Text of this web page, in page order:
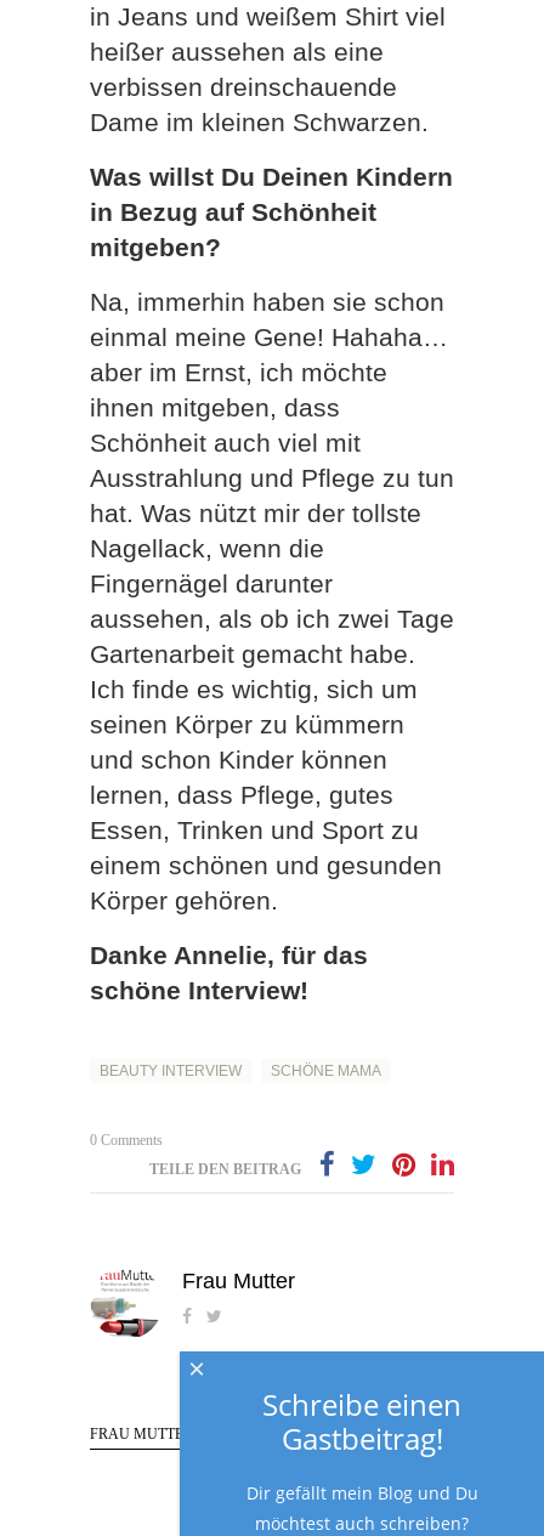
in Jeans und weißem Shirt viel
heißer aussehen als eine
verbissen dreinschauende
Dame im kleinen Schwarzen.
Was willst Du Deinen Kindern
in Bezug auf Schönheit
mitgeben?
Na, immerhin haben sie schon
einmal meine Gene! Hahaha…
aber im Ernst, ich möchte
ihnen mitgeben, dass
Schönheit auch viel mit
Ausstrahlung und Pflege zu tun
hat. Was nützt mir der tollste
Nagellack, wenn die
Fingernägel darunter
aussehen, als ob ich zwei Tage
Gartenarbeit gemacht habe.
Ich finde es wichtig, sich um
seinen Körper zu kümmern
und schon Kinder können
lernen, dass Pflege, gutes
Essen, Trinken und Sport zu
einem schönen und gesunden
Körper gehören.
Danke Annelie, für das
schöne Interview!
BEAUTY INTERVIEW SCHÖNE MAMA
0 Comments
TEILE DEN BEITRAG
Frau Mutter
FRAU MUTTER FOLGEN
Schreibe einen
Gastbeitrag!
Dir gefällt mein Blog und Du
möchtest auch schreiben?
×